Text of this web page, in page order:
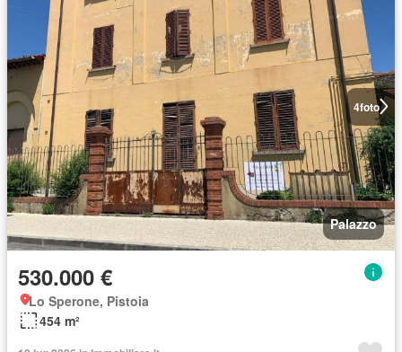
4foto
Palazzo
530.000 €
Lo Sperone, Pistoia
454 m²